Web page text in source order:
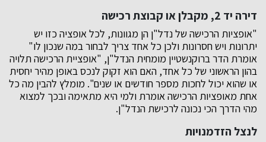
דירה יד 2, מקבלן או קבוצת רכישה
"אופציות הרכישה של נדל"ן הן מגוונות, לכל אופציה כזו יש
יתרונות ויש חסרונות ולכן כל אחד צריך לבחור במה שנכון לו"
אומרת הדר ברוקנשטיין מומחית הנדל"ן, "אופציית הרכישה תלויה
בהון הראשוני של כל אחד, האם הוא זקוק לנכס באופן מהיר יחסית
או שהוא יכול לחכות מספר חודשים או שנים". מומלץ להבין מה כל
אחת מאופציות הרכישה אומרת ולמי היא מתאימה ובכך למצוא
מהי הדרך הכי נכונה לרכישת הנדל"ן.
לנצל הזדמנויות